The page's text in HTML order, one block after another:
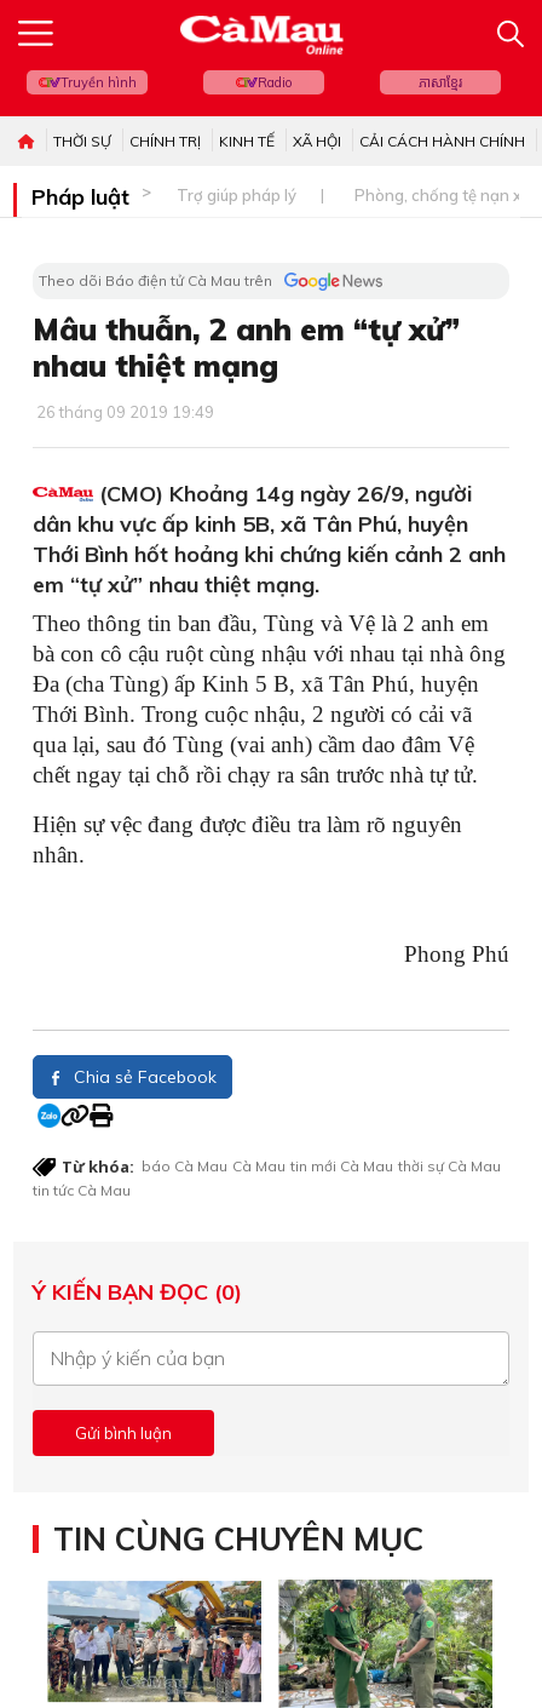
Truyền hình Radio ភាសាខ្មែរ
THỜI SỰ CHÍNH TRỊ KINH TẾ XÃ HỘI CẢI CÁCH HÀNH CHÍNH
Pháp luật Trợ giúp pháp lý Phòng, chống tệ nạn xã
Theo dõi Báo điện tử Cà Mau trên
Mâu thuẫn, 2 anh em “tự xử”
nhau thiệt mạng
26 tháng 09 2019 19:49
(CMO) Khoảng 14g ngày 26/9, người
dân khu vực ấp kinh 5B, xã Tân Phú, huyện
Thới Bình hốt hoảng khi chứng kiến cảnh 2 anh
em “tự xử” nhau thiệt mạng.
Theo thông tin ban đầu, Tùng và Vệ là 2 anh em
bà con cô cậu ruột cùng nhậu với nhau tại nhà ông
Đa (cha Tùng) ấp Kinh 5 B, xã Tân Phú, huyện
Thới Bình. Trong cuộc nhậu, 2 người có cải vã
qua lại, sau đó Tùng (vai anh) cầm dao đâm Vệ
chết ngay tại chỗ rồi chạy ra sân trước nhà tự tử.
Hiện sự vệc đang được điều tra làm rõ nguyên
nhân.
Phong Phú
Chia sẻ Facebook
Từ khóa: báo Cà Mau Cà Mau tin mới Cà Mau thời sự Cà Mau
tin tức Cà Mau
Ý KIẾN BẠN ĐỌC (0)
TIN CÙNG CHUYÊN MỤC